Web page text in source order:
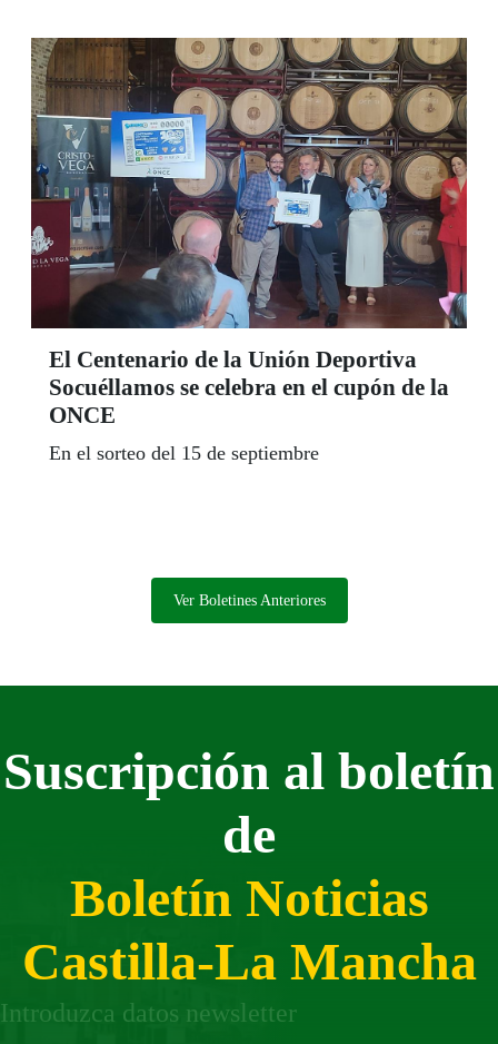
El Centenario de la Unión Deportiva
Socuéllamos se celebra en el cupón de la
ONCE
En el sorteo del 15 de septiembre
Ver Boletines Anteriores
Suscripción al boletín
de
Boletín Noticias
Castilla-La Mancha
Introduzca datos newsletter